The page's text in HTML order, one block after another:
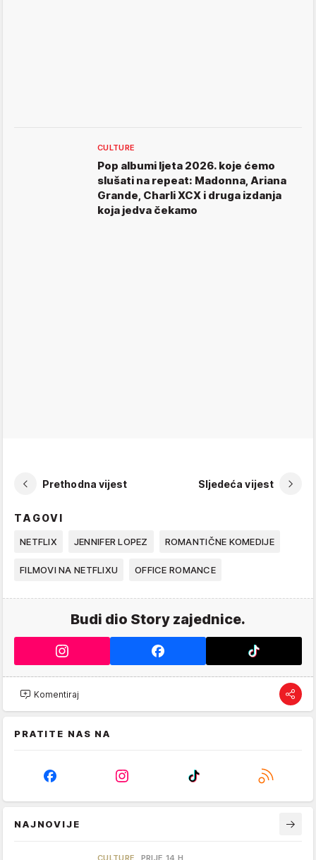
CULTURE
Pop albumi ljeta 2026. koje ćemo
slušati na repeat: Madonna, Ariana
Grande, Charli XCX i druga izdanja
koja jedva čekamo
Prethodna vijest Sljedeća vijest
TAGOVI
NETFLIX JENNIFER LOPEZ ROMANTIČNE KOMEDIJE
FILMOVI NA NETFLIXU OFFICE ROMANCE
Budi dio Story zajednice.
Komentiraj
PRATITE NAS NA
NAJNOVIJE
CULTURE PRIJE 14 H